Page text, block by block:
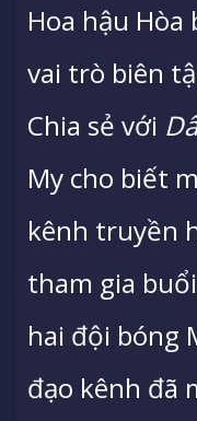
Hoa hậu
vai trò biên
Chia sẻ với
My cho biết
kênh truyền
tham gia
hai đội bóng
đạo kênh đã